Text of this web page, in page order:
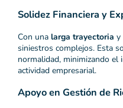
Solidez Financiera y
Con una larga trayectoria y
siniestros complejos. Esta
normalidad, minimizando el
actividad empresarial.
Apoyo en Gestión de